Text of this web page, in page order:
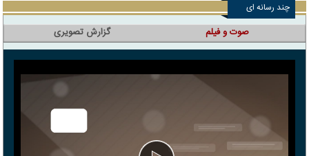
چند رسانه ای
صوت و فیلم گزارش تصویری